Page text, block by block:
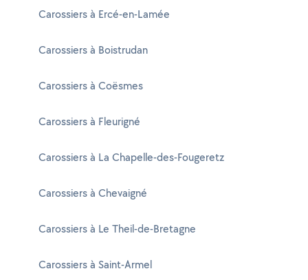
Carossiers à Ercé-en-Lamée
Carossiers à Boistrudan
Carossiers à Coësmes
Carossiers à Fleurigné
Carossiers à La Chapelle-des-Fougeretz
Carossiers à Chevaigné
Carossiers à Le Theil-de-Bretagne
Carossiers à Saint-Armel